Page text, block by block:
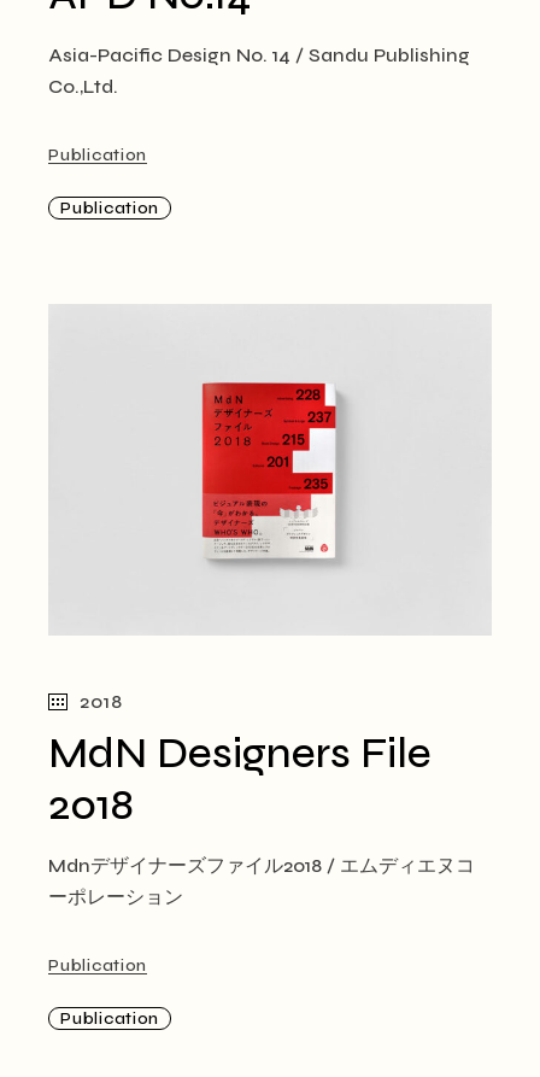
Asia-Pacific Design No. 14 / Sandu Publishing
Co.,Ltd.
Publication
Publication
2018
MdN Designers File
2018
Mdnデザイナーズファイル2018 / エムディエヌコ
ーポレーション
Publication
Publication